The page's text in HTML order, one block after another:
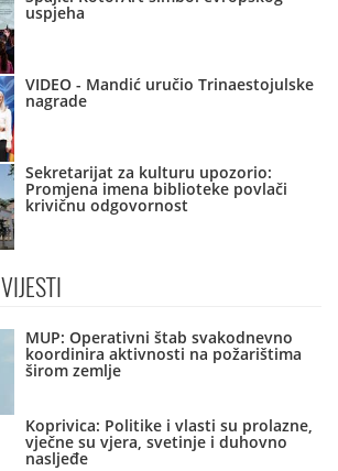
uspjeha
VIDEO - Mandić uručio Trinaestojulske
nagrade
Sekretarijat za kulturu upozorio:
Promjena imena biblioteke povlači
krivičnu odgovornost
VIJESTI
MUP: Operativni štab svakodnevno
koordinira aktivnosti na požarištima
širom zemlje
Koprivica: Politike i vlasti su prolazne,
vječne su vjera, svetinje i duhovno
nasljeđe